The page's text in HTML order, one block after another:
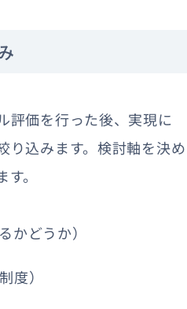
評価を行った後、実現に
り込みます。検討軸を決め
。
かどうか）
度）